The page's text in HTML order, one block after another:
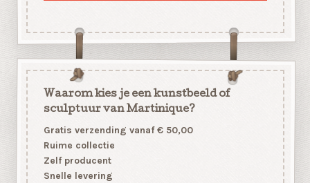
Waarom kies je een kunstbeeld of
sculptuur van Martinique?
Gratis verzending vanaf € 50,00
Ruime collectie
Zelf producent
Snelle levering